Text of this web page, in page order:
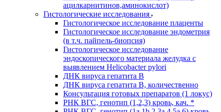
ацилкарнитинов,аминокислот)
Гистологические исследования
Гистологическое исследование плаценты
Гистологическое исследование эндометрия
(в т.ч. пайпель-биопсия)
Гистологическое исследование
эндоскопического материала желудка с
выявлением Helicobacter pylori
ДНК вируса гепатита B
ДНК вируса гепатита B, количественно
Консультация готовых препаратов (1 локус)
РНК ВГC, генотип (1,2,3) кровь, кач. *